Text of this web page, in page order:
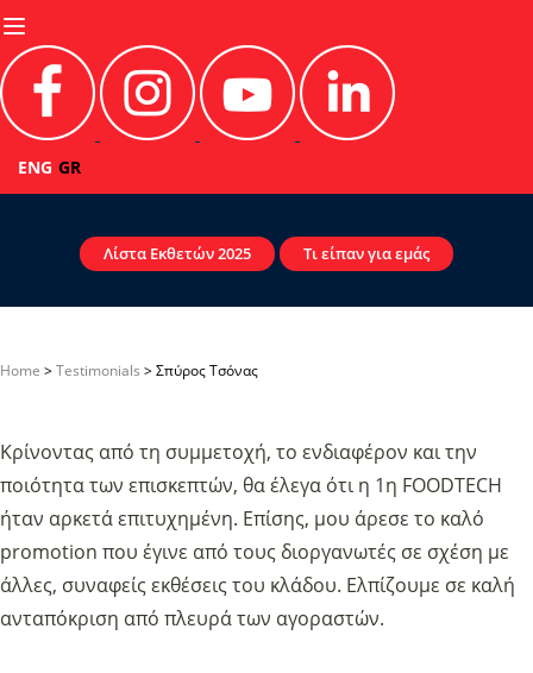
Skip to content
ENG GR
Λίστα Εκθετών 2025 Τι είπαν για εμάς
Home >Testimonials >Σπύρος Τσόνας
Κρίνοντας από τη συμμετοχή, το ενδιαφέρον και την
ποιότητα των επισκεπτών, θα έλεγα ότι η 1η FOODTECH
ήταν αρκετά επιτυχημένη. Επίσης, μου άρεσε το καλό
promotion που έγινε από τους διοργανωτές σε σχέση με
άλλες, συναφείς εκθέσεις του κλάδου. Ελπίζουμε σε καλή
ανταπόκριση από πλευρά των αγοραστών.